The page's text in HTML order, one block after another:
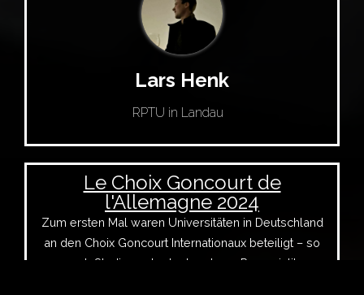
Lars Henk
RPTU in Landau
Le Choix Goncourt de
l'Allemagne 2024
Zum ersten Mal waren Universitäten in Deutschland
an den Choix Goncourt Internationaux beteiligt – so
auch Studierende der Landauer Romanistik